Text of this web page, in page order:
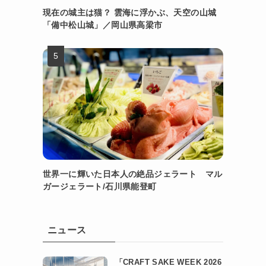
現在の城主は猫？ 雲海に浮かぶ、天空の山城
「備中松山城」／岡山県高梁市
世界一に輝いた日本人の絶品ジェラート マル
ガージェラート/石川県能登町
ニュース
「CRAFT SAKE WEEK 2026